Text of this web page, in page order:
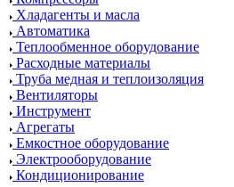
Хладагенты и масла
Автоматика
Теплообменное оборудование
Расходные материалы
Труба медная и теплоизоляция
Вентиляторы
Инструмент
Агрегаты
Емкостное оборудование
Электрооборудование
Кондиционирование